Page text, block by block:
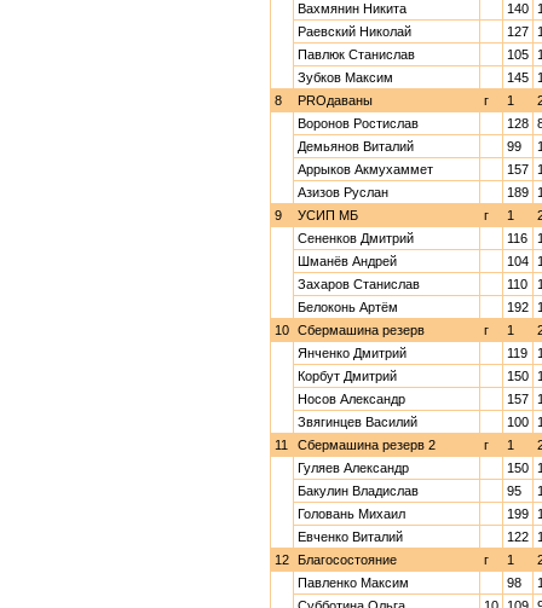
Вахмянин Никита
140
Раевский Николай
127
Павлюк Станислав
105
Зубков Максим
145
8
PROдаваны г 1
Воронов Ростислав
128
Демьянов Виталий
99
Аррыков Акмухаммет
157
Азизов Руслан
189
9
УСИП МБ г 1
Сененков Дмитрий
116
Шманёв Андрей
104
Захаров Станислав
110
Белоконь Артём
192
10
Сбермашина резерв г 1
Янченко Дмитрий
119
Корбут Дмитрий
150
Носов Александр
157
Звягинцев Василий
100
11
Сбермашина резерв 2 г 1
Гуляев Александр
150
Бакулин Владислав
95
Головань Михаил
199
Евченко Виталий
122
12
Благосостояние г 1
Павленко Максим
98